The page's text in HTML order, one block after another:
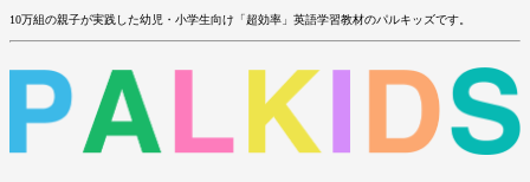
10万組の親子が実践した幼児・小学生向け「超効率」英語学習教材のパルキッズです。